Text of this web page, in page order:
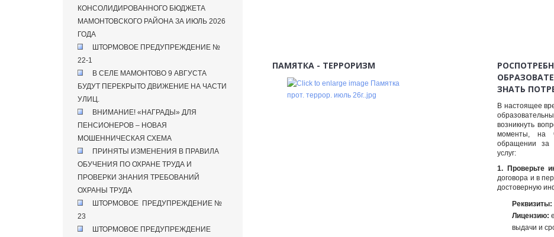
КОНСОЛИДИРОВАННОГО БЮДЖЕТА
МАМОНТОВСКОГО РАЙОНА ЗА ИЮЛЬ 2026
ГОДА
ШТОРМОВОЕ ПРЕДУПРЕЖДЕНИЕ №
22-1
В СЕЛЕ МАМОНТОВО 9 АВГУСТА
БУДУТ ПЕРЕКРЫТО ДВИЖЕНИЕ НА ЧАСТИ
УЛИЦ.
ВНИМАНИЕ! «НАГРАДЫ» ДЛЯ
ПЕНСИОНЕРОВ – НОВАЯ
МОШЕННИЧЕСКАЯ СХЕМА
ПРИНЯТЫ ИЗМЕНЕНИЯ В ПРАВИЛА
ОБУЧЕНИЯ ПО ОХРАНЕ ТРУДА И
ПРОВЕРКИ ЗНАНИЯ ТРЕБОВАНИЙ
ОХРАНЫ ТРУДА
ШТОРМОВОЕ ПРЕДУПРЕЖДЕНИЕ №
23
ШТОРМОВОЕ ПРЕДУПРЕЖДЕНИЕ
ПАМЯТКА - ТЕРРОРИЗМ
ЗНАТЬ
В настоящее
возникнуть
моменты, на
обращении за
услуг:
1. Проверьте
договора и в
достоверную
Реквизиты:
Лицензию:
выдачи и